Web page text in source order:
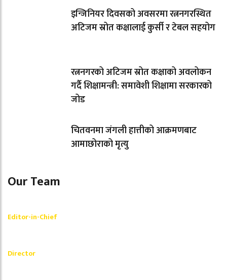
इन्जिनियर दिवसको अवसरमा रत्ननगरस्थित
अटिजम स्रोत कक्षालाई कुर्सी र टेबल सहयोग
रत्ननगरको अटिजम स्रोत कक्षाको अवलोकन
गर्दै शिक्षामन्त्री: समावेशी शिक्षामा सरकारको
जोड
चितवनमा जंगली हात्तीको आक्रमणबाट
आमाछोराको मृत्यु
Our Team
Editor-in-Chief
Director